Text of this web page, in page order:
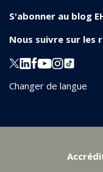
S'abonner au blog
Nous suivre sur les
Changer de langue